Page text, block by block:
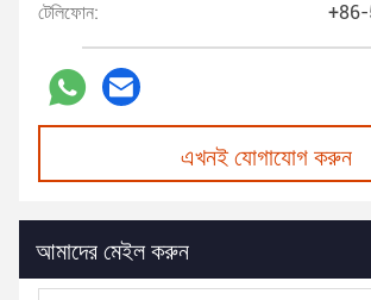
টেলিফোন:
এখনই যোগাযোগ করুন
আমাদের মেইল করুন